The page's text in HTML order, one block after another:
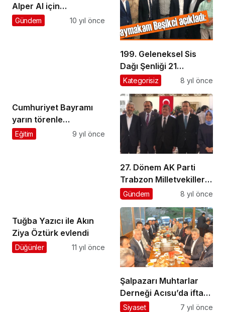
Alper Al için
Şalpazarı’na geldi
Gündem 10 yıl önce
199. Geleneksel Sis
Dağı Şenliği 21
Temmuz’da yapılacak
Kategorisiz 8 yıl önce
Cumhuriyet Bayramı
yarın törenle
kutlanacak
Eğitim 9 yıl önce
27. Dönem AK Parti
Trabzon Milletvekilleri
TBMM’de kayıtlarını
Gündem 8 yıl önce
Tuğba Yazıcı ile Akın
Ziya Öztürk evlendi
Düğünler 11 yıl önce
Şalpazarı Muhtarlar
Derneği Acısu’da iftar
yemeği verdi
Siyaset 7 yıl önce